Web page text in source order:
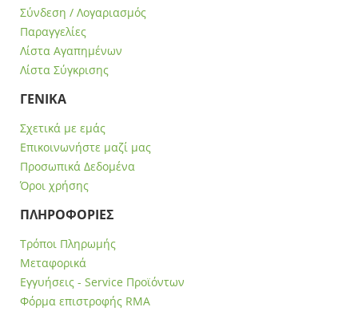
Σύνδεση / Λογαριασμός
Παραγγελίες
Λίστα Αγαπημένων
Λίστα Σύγκρισης
ΓΕΝΙΚΑ
Σχετικά με εμάς
Επικοινωνήστε μαζί μας
Προσωπικά Δεδομένα
Όροι χρήσης
ΠΛΗΡΟΦΟΡΙΕΣ
Τρόποι Πληρωμής
Μεταφορικά
Εγγυήσεις - Service Προϊόντων
Φόρμα επιστροφής RMA